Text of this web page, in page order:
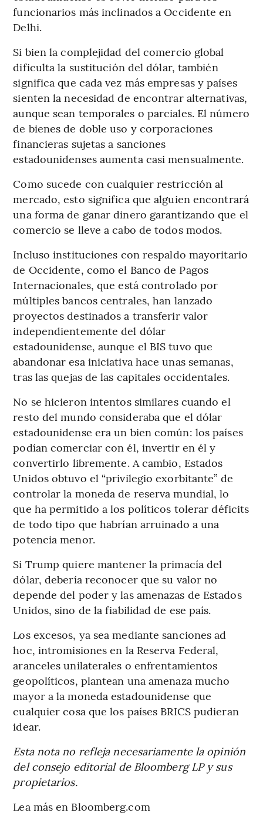
funcionarios más inclinados a Occidente en
Delhi.
Si bien la complejidad del comercio global
dificulta la sustitución del dólar, también
significa que cada vez más empresas y países
sienten la necesidad de encontrar alternativas,
aunque sean temporales o parciales. El número
de bienes de doble uso y corporaciones
financieras sujetas a sanciones
estadounidenses aumenta casi mensualmente.
Como sucede con cualquier restricción al
mercado, esto significa que alguien encontrará
una forma de ganar dinero garantizando que el
comercio se lleve a cabo de todos modos.
Incluso instituciones con respaldo mayoritario
de Occidente, como el Banco de Pagos
Internacionales, que está controlado por
múltiples bancos centrales, han lanzado
proyectos destinados a transferir valor
independientemente del dólar
estadounidense, aunque el BIS tuvo que
abandonar esa iniciativa hace unas semanas,
tras las quejas de las capitales occidentales.
No se hicieron intentos similares cuando el
resto del mundo consideraba que el dólar
estadounidense era un bien común: los países
podían comerciar con él, invertir en él y
convertirlo libremente. A cambio, Estados
Unidos obtuvo el “privilegio exorbitante” de
controlar la moneda de reserva mundial, lo
que ha permitido a los políticos tolerar déficits
de todo tipo que habrían arruinado a una
potencia menor.
Si Trump quiere mantener la primacía del
dólar, debería reconocer que su valor no
depende del poder y las amenazas de Estados
Unidos, sino de la fiabilidad de ese país.
Los excesos, ya sea mediante sanciones ad
hoc, intromisiones en la Reserva Federal,
aranceles unilaterales o enfrentamientos
geopolíticos, plantean una amenaza mucho
mayor a la moneda estadounidense que
cualquier cosa que los países BRICS pudieran
idear.
Esta nota no refleja necesariamente la opinión
del consejo editorial de Bloomberg LP y sus
propietarios.
Lea más en Bloomberg.com